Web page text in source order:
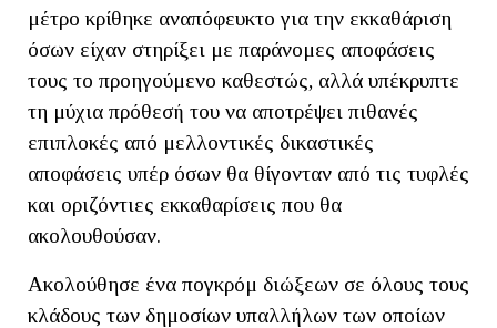
μέτρο κρίθηκε αναπόφευκτο για την εκκαθάριση
όσων είχαν στηρίξει με παράνομες αποφάσεις
τους το προηγούμενο καθεστώς, αλλά υπέκρυπτε
τη μύχια πρόθεσή του να αποτρέψει πιθανές
επιπλοκές από μελλοντικές δικαστικές
αποφάσεις υπέρ όσων θα θίγονταν από τις τυφλές
και οριζόντιες εκκαθαρίσεις που θα
ακολουθούσαν.
Ακολούθησε ένα πογκρόμ διώξεων σε όλους τους
κλάδους των δημοσίων υπαλλήλων των οποίων